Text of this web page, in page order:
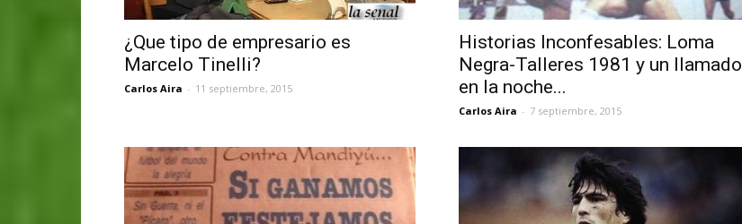
¿Que tipo de empresario es
Marcelo Tinelli?
Carlos Aira - 11 septiembre, 2015
Historias Inconfesables: Loma
Negra-Talleres 1981 y un llamado
en la noche...
Carlos Aira - 7 septiembre, 2015